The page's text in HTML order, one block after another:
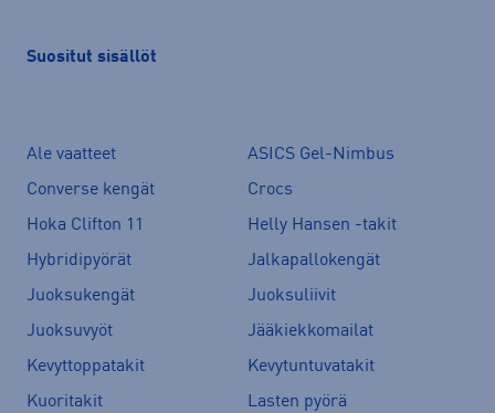
Suositut sisällöt
Ale vaatteet
ASICS Gel-Nimbus
Converse kengät
Crocs
Hoka Clifton 11
Helly Hansen -takit
Hybridipyörät
Jalkapallokengät
Juoksukengät
Juoksuliivit
Juoksuvyöt
Jääkiekkomailat
Kevyttoppatakit
Kevytuntuvatakit
Kuoritakit
Lasten pyörä